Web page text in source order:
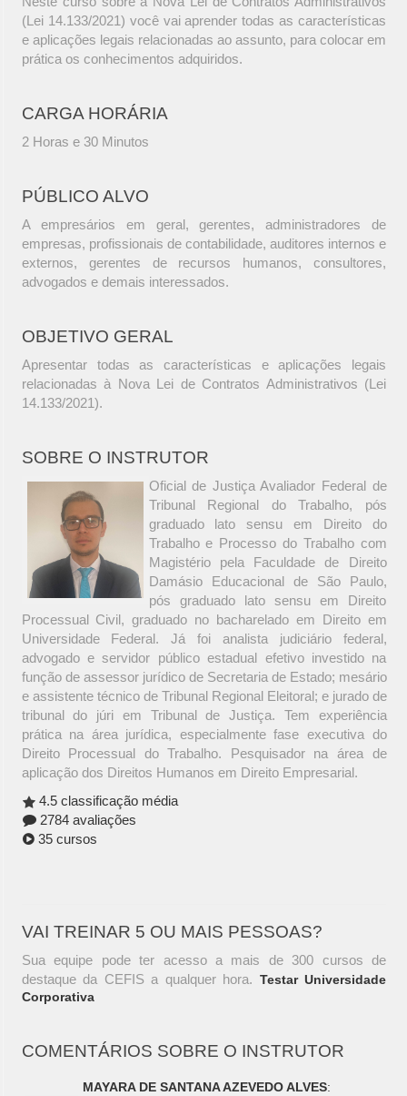
(Lei 14.133/2021) você vai aprender todas as características
e aplicações legais relacionadas ao assunto, para colocar em
prática os conhecimentos adquiridos.
CARGA HORÁRIA
2 Horas e 30 Minutos
PÚBLICO ALVO
A empresários em geral, gerentes, administradores de
empresas, profissionais de contabilidade, auditores internos e
externos, gerentes de recursos humanos, consultores,
advogados e demais interessados.
OBJETIVO GERAL
Apresentar todas as características e aplicações legais
relacionadas à Nova Lei de Contratos Administrativos (Lei
14.133/2021).
SOBRE O INSTRUTOR
Oficial de Justiça Avaliador Federal de
Tribunal Regional do Trabalho, pós
graduado lato sensu em Direito do
Trabalho e Processo do Trabalho com
Magistério pela Faculdade de Direito
Damásio Educacional de São Paulo,
pós graduado lato sensu em Direito
Processual Civil, graduado no bacharelado em Direito em
Universidade Federal. Já foi analista judiciário federal,
advogado e servidor público estadual efetivo investido na
função de assessor jurídico de Secretaria de Estado; mesário
e assistente técnico de Tribunal Regional Eleitoral; e jurado de
tribunal do júri em Tribunal de Justiça. Tem experiência
prática na área jurídica, especialmente fase executiva do
Direito Processual do Trabalho. Pesquisador na área de
aplicação dos Direitos Humanos em Direito Empresarial.
4.5 classificação média
2784 avaliações
35 cursos
VAI TREINAR 5 OU MAIS PESSOAS?
Sua equipe pode ter acesso a mais de 300 cursos de
destaque da CEFIS a qualquer hora. Testar Universidade
Corporativa
COMENTÁRIOS SOBRE O INSTRUTOR
MAYARA DE SANTANA AZEVEDO ALVES: